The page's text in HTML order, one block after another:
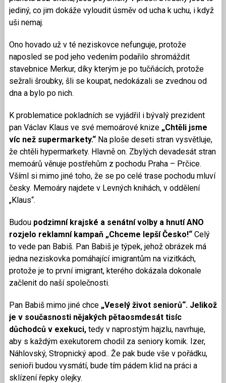
jediný, co jim dokáže vyloudit úsměv od ucha k uchu, i když
uši nemaj.
Ono hovado už v té neziskovce nefunguje, protože
naposled se pod jeho vedením podařilo shromáždit
stavebnice Merkur, díky kterým je po tučňácích, protože
sežrali šroubky, šli se koupat, nedokázali se zvednou od
dna a bylo po nich.
K problematice pokladních se vyjádřil i bývalý prezident
pan Václav Klaus ve své memoárové knize „Chtěli jsme
víc než supermarkety.“Na ploše deseti stran vysvětluje,
že chtěli hypermarkety. Hlavně on. Zbylých devadesát stran
memoárů věnuje postřehům z pochodu Praha – Prčice.
Všíml si mimo jiné toho, že se po celé trase pochodu mluví
česky. Memoáry najdete v Levných knihách, v oddělení
„Klaus“.
Budou podzimní krajské a senátní volby a hnutí ANO
rozjelo reklamní kampaň „Chceme lepší Česko!“ Celý
to vede pan Babiš. Pan Babiš je týpek, jehož obrázek má
jedna neziskovka pomáhající imigrantům na vizitkách,
protože je to první imigrant, kterého dokázala dokonale
začlenit do naší společnosti.
Pan Babiš mimo jiné chce„Veselý život seniorů“. Jelikož
je v současnosti nějakých pětaosmdesát tisíc
důchodců v exekuci,tedy v naprostým hajzlu, navrhuje,
aby s každým exekutorem chodil za seniory komik. Izer,
Náhlovský, Stropnický apod.. Že pak bude vše v pořádku,
senioři budou vysmátí, bude tím pádem klid na práci a
sklízení řepky olejky.